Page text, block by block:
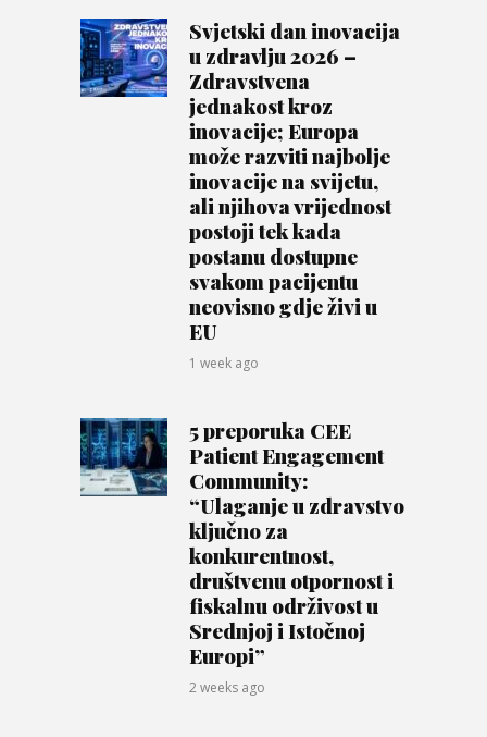
Svjetski dan inovacija
u zdravlju 2026 –
Zdravstvena
jednakost kroz
inovacije; Europa
može razviti najbolje
inovacije na svijetu,
ali njihova vrijednost
postoji tek kada
postanu dostupne
svakom pacijentu
neovisno gdje živi u
EU
1 week ago
5 preporuka CEE
Patient Engagement
Community:
“Ulaganje u zdravstvo
ključno za
konkurentnost,
društvenu otpornost i
fiskalnu održivost u
Srednjoj i Istočnoj
Europi”
2 weeks ago